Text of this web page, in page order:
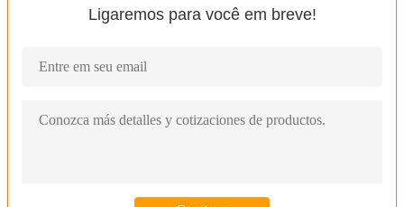
Ligaremos para você em breve!